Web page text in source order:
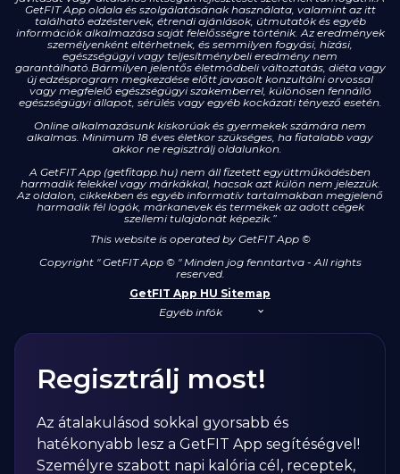
GetFIT App oldala és szolgálatásának használata, valamint az itt
található edzéstervek, étrendi ajánlások, útmutatók és egyéb
információk alkalmazása saját felelősségre történik. Az eredmények
személyenként eltérhetnek, és semmilyen fogyási, hízási,
egészségügyi vagy teljesítménybeli eredmény nem
garantálható.Bármilyen jelentős életmódbeli változtatás, diéta vagy
új edzésprogram megkezdése előtt javasolt konzultálni orvossal
vagy megfelelő egészségügyi szakemberrel, különösen fennálló
egészségügyi állapot, sérülés vagy egyéb kockázati tényező esetén.
Online alkalmazásunk kiskorúak és gyermekek számára nem
alkalmas. Minimum 18 éves életkor szükséges, ha fiatalabb vagy
akkor ne regisztrálj oldalunkon.
A GetFIT App (getfitapp.hu) nem áll fizetett együttműködésben
harmadik felekkel vagy márkákkal, hacsak azt külön nem jelezzük.
Az oldalon, cikkekben és egyéb informatív tartalmakban megjelenő
harmadik fél logók, márkanevek és termékek az adott cégek
szellemi tulajdonát képezik.”
This website is operated by GetFIT App ©
Copyright " GetFIT App © " Minden jog fenntartva - All rights
reserved.
GetFIT App HU Sitemap
Egyéb infók
Regisztrálj most!
Az átalakulásod sokkal gyorsabb és
hatékonyabb lesz a GetFIT App segítéségvel!
Személyre szabott napi kalória cél, receptek,